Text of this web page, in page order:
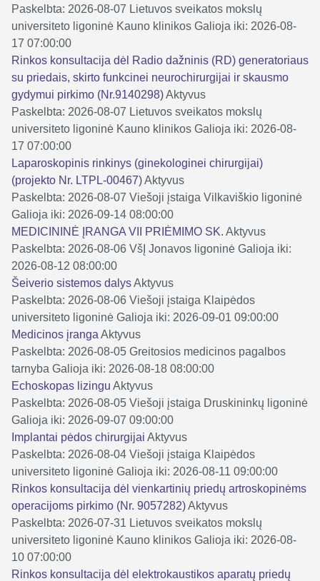
Paskelbta: 2026-08-07 Lietuvos sveikatos mokslų
universiteto ligoninė Kauno klinikos Galioja iki: 2026-08-
17 07:00:00
Rinkos konsultacija dėl Radio dažninis (RD) generatoriaus
su priedais, skirto funkcinei neurochirurgijai ir skausmo
gydymui pirkimo (Nr.9140298)Aktyvus
Paskelbta: 2026-08-07 Lietuvos sveikatos mokslų
universiteto ligoninė Kauno klinikos Galioja iki: 2026-08-
17 07:00:00
Laparoskopinis rinkinys (ginekologinei chirurgijai)
(projekto Nr. LTPL-00467)Aktyvus
Paskelbta: 2026-08-07 Viešoji įstaiga Vilkaviškio ligoninė
Galioja iki: 2026-09-14 08:00:00
MEDICININĖ ĮRANGA VII PRIĖMIMO SK. Aktyvus
Paskelbta: 2026-08-06 VšĮ Jonavos ligoninė Galioja iki:
2026-08-12 08:00:00
Šeiverio sistemos dalysAktyvus
Paskelbta: 2026-08-06 Viešoji įstaiga Klaipėdos
universiteto ligoninė Galioja iki: 2026-09-01 09:00:00
Medicinos įranga Aktyvus
Paskelbta: 2026-08-05 Greitosios medicinos pagalbos
tarnyba Galioja iki: 2026-08-18 08:00:00
Echoskopas lizingu Aktyvus
Paskelbta: 2026-08-05 Viešoji įstaiga Druskininkų ligoninė
Galioja iki: 2026-09-07 09:00:00
Implantai pėdos chirurgijai Aktyvus
Paskelbta: 2026-08-04 Viešoji įstaiga Klaipėdos
universiteto ligoninė Galioja iki: 2026-08-11 09:00:00
Rinkos konsultacija dėl vienkartinių priedų artroskopinėms
operacijoms pirkimo (Nr. 9057282)Aktyvus
Paskelbta: 2026-07-31 Lietuvos sveikatos mokslų
universiteto ligoninė Kauno klinikos Galioja iki: 2026-08-
10 07:00:00
Rinkos konsultacija dėl elektrokaustikos aparatų priedų